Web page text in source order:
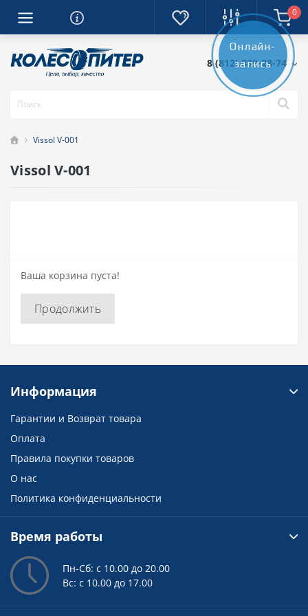
0
8 (812) 389-28-74
Vissol V-001
Vissol V-001
Ваша корзина пуста!
Продолжить
Онлайн-
запись
Информация
Гарантии и Возврат товара
Оплата
Правила покупки товаров
О нас
Политика конфиденциальности
Время работы
Пн-Сб: с 10.00 до 20.00
Вс: с 10.00 до 17.00